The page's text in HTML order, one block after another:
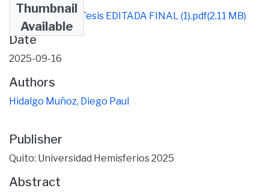
Thumbnail
Available
Diego_Hidalgo_Tesis EDITADA FINAL (1).pdf(2.11 MB)
Date
2025-09-16
Authors
Hidalgo Muñoz, Diego Paul
Publisher
Quito: Universidad Hemisferios 2025
Abstract